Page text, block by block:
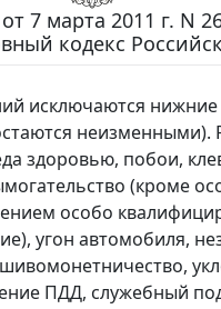
7 марта 2011 г. N
кодекс
исключаются
неизменными).
здоровью, побои,
(кроме
особо
угон автомобиля,
ПДД, служебный